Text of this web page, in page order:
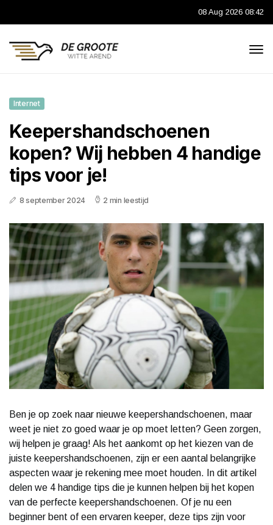
08 Aug 2026 08:42
Internet
Keepershandschoenen
kopen? Wij hebben 4 handige
tips voor je!
8 september 2024 2 min leestijd
Ben je op zoek naar nieuwe keepershandschoenen, maar
weet je niet zo goed waar je op moet letten? Geen zorgen,
wij helpen je graag! Als het aankomt op het kiezen van de
juiste keepershandschoenen, zijn er een aantal belangrijke
aspecten waar je rekening mee moet houden. In dit artikel
delen we 4 handige tips die je kunnen helpen bij het kopen
van de perfecte keepershandschoenen. Of je nu een
beginner bent of een ervaren keeper, deze tips zijn voor